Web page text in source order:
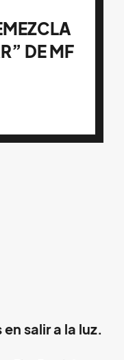
DE MF
salir a la luz.